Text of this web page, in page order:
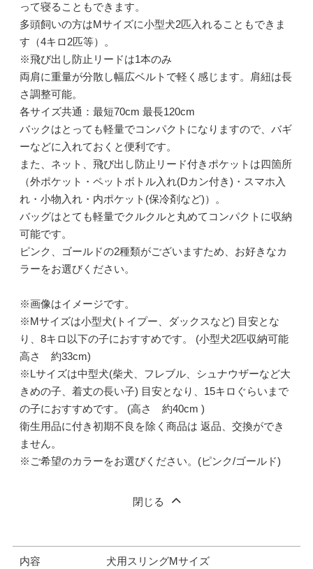
って寝ることもできます。
多頭飼いの方はMサイズに小型犬2匹入れることもできま
す（4キロ2匹等）。
※飛び出し防止リードは1本のみ
両肩に重量が分散し幅広ベルトで軽く感じます。肩紐は長
さ調整可能。
各サイズ共通：最短70cm 最長120cm
バックはとっても軽量でコンパクトになりますので、バギ
ーなどに入れておくと便利です。
また、ネット、飛び出し防止リード付きポケットは四箇所
（外ポケット・ペットボトル入れ(Dカン付き)・スマホ入
れ・小物入れ・内ポケット(保冷剤など)）。
バッグはとても軽量でクルクルと丸めてコンパクトに収納
可能です。
ピンク、ゴールドの2種類がございますため、お好きなカ
ラーをお選びください。
※画像はイメージです。
※Mサイズは小型犬(トイプー、ダックスなど) 目安とな
り、8キロ以下の子におすすめです。 (小型犬2匹収納可能
高さ 約33cm)
※Lサイズは中型犬(柴犬、フレブル、シュナウザーなど大
きめの子、着丈の長い子) 目安となり、15キロぐらいまで
の子におすすめです。 (高さ 約40cm )
衛生用品に付き初期不良を除く商品は 返品、交換ができ
ません。
※ご希望のカラーをお選びください。(ピンク/ゴールド)
閉じる
内容 犬用スリングMサイズ